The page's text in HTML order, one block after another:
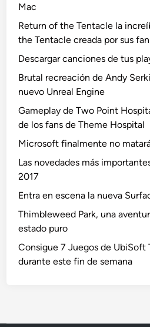
Mac
Return of the Tentacle la
the Tentacle creada por sus
Descargar canciones de tus
Brutal recreación de Andy
nuevo Unreal Engine
Gameplay de Two Point
de los fans de Theme Hospital
Microsoft finalmente no
Las novedades más
2017
Entra en escena la nueva
Thimbleweed Park, una
estado puro
Consigue 7 Juegos de UbiSoft
durante este fin de semana